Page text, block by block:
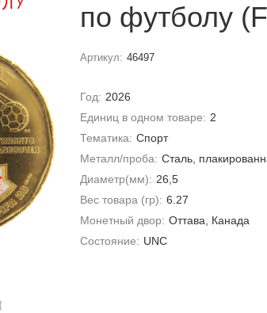
по футболу
Артикул: 46497
Год: 2026
Единиц в одном товаре: 2
Тематика: Спорт
Металл/проба: Сталь,
Диаметр(мм): 26,5
Вес товара (гр): 6.27
Монетный двор: Оттава, Канада
Состояние: UNC